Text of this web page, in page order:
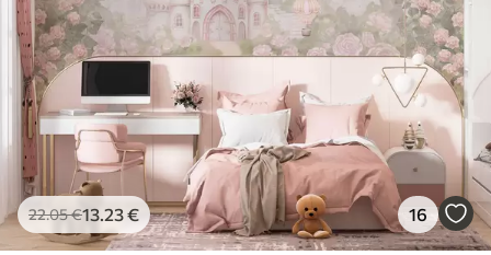
22.05€13 .23€ 16